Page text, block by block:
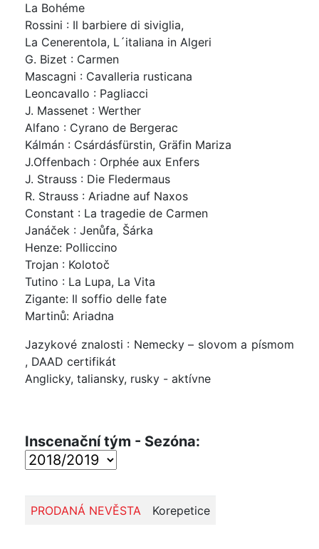
La Bohéme
Rossini : Il barbiere di siviglia,
La Cenerentola, L´italiana in Algeri
G. Bizet : Carmen
Mascagni : Cavalleria rusticana
Leoncavallo : Pagliacci
J. Massenet : Werther
Alfano : Cyrano de Bergerac
Kálmán : Csárdásfürstin, Gräfin Mariza
J.Offenbach : Orphée aux Enfers
J. Strauss : Die Fledermaus
R. Strauss : Ariadne auf Naxos
Constant : La tragedie de Carmen
Janáček : Jenůfa, Šárka
Henze: Polliccino
Trojan : Kolotoč
Tutino : La Lupa, La Vita
Zigante: Il soffio delle fate
Martinů: Ariadna
Jazykové znalosti : Nemecky – slovom a písmom
, DAAD certifikát
Anglicky, taliansky, rusky - aktívne
Inscenační tým - Sezóna:
PRODANÁ NEVĚSTA Korepetice